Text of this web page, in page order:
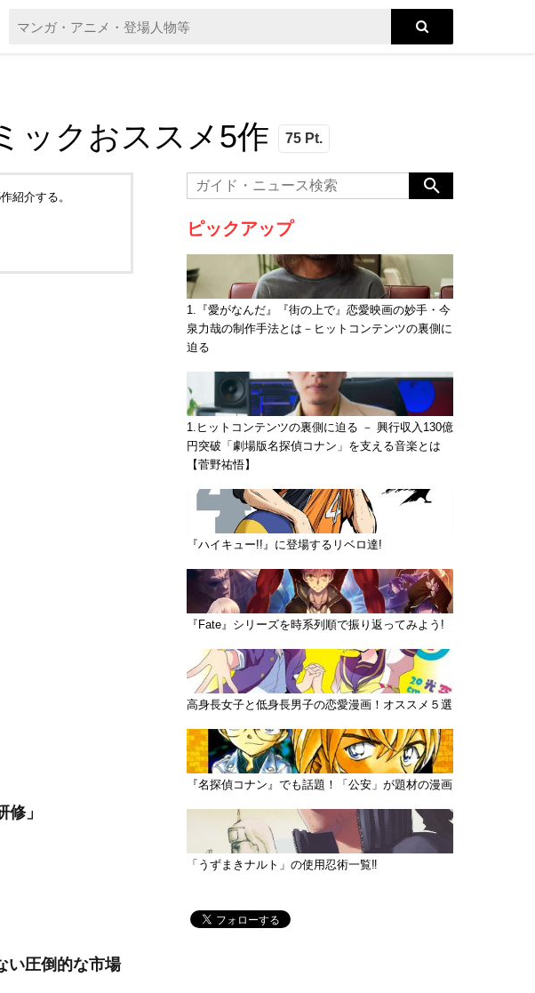
ックおススメ5作 75 Pt.
紹介する。
」
い圧倒的な市場
ピックアップ
1.『愛がなんだ』『街の上で』恋愛映画の妙手・今
泉力哉の制作手法とは－ヒットコンテンツの裏側に
迫る
1.ヒットコンテンツの裏側に迫る － 興行収入130億
円突破「劇場版名探偵コナン」を支える音楽とは
【菅野祐悟】
『ハイキュー!!』に登場するリベロ達!
『Fate』シリーズを時系列順で振り返ってみよう!
高身長女子と低身長男子の恋愛漫画！オススメ５選
『名探偵コナン』でも話題！「公安」が題材の漫画
「うずまきナルト」の使用忍術一覧‼